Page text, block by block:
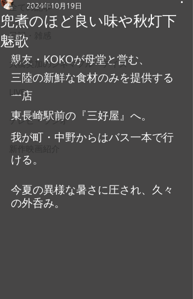
全ての記事
日記・雑感
大橋美加のシネマフル・デイズ
LIVE
テレビ・ラジオ
兜煮のほど良い味や秋灯下
魅歌
2024年10月19日
親友・KOKOが母堂と営む、
三陸の新鮮な食材のみを提供する
一店
東長崎駅前の『三好屋』へ。
我が町・中野からはバス一本で行
ける。
今夏の異様な暑さに圧され、久々
の外呑み。